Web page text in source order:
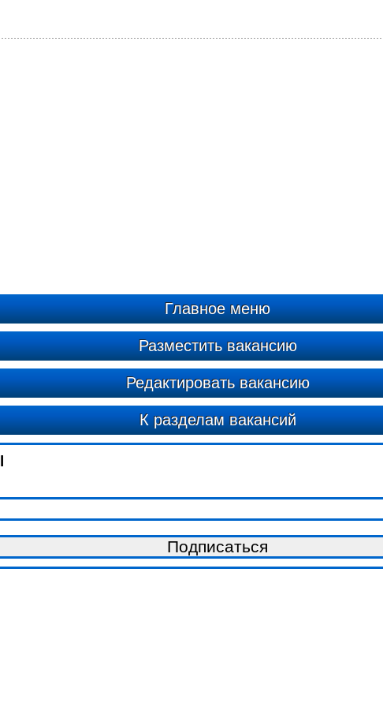
Главное меню
Разместить вакансию
Редактировать вакансию
К разделам вакансий